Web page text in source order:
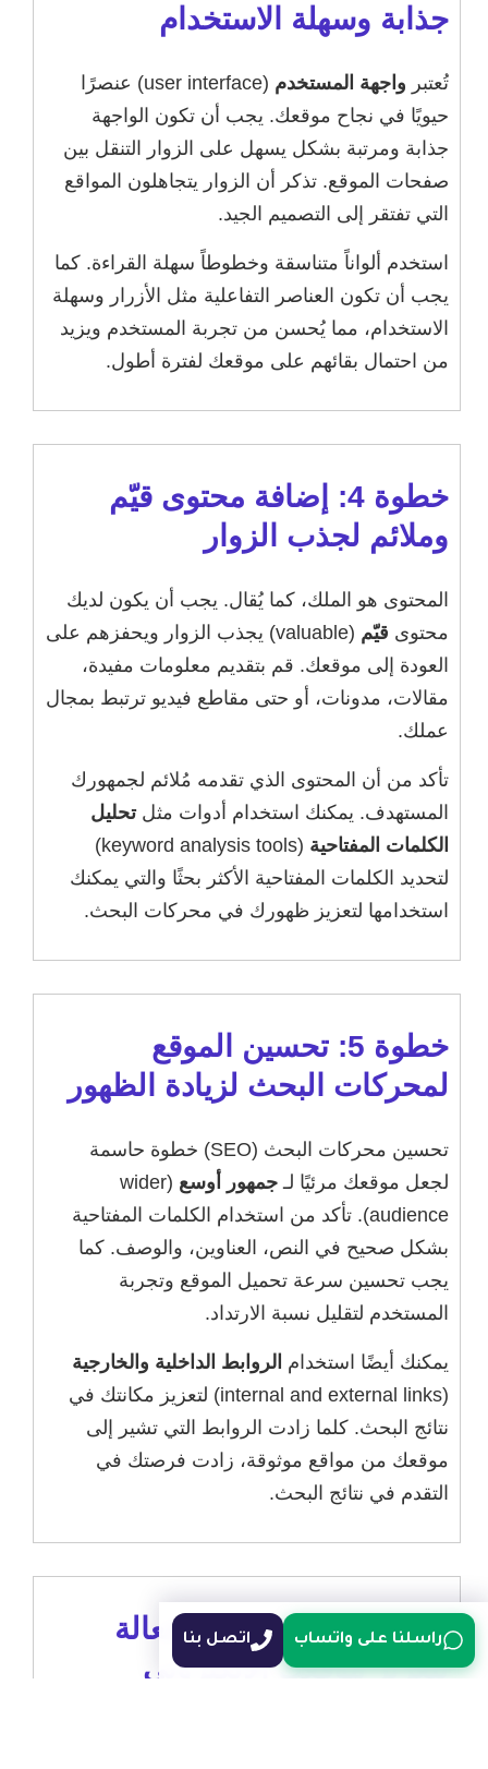
جذابة وسهلة الاستخدام
تُعتبر واجهة المستخدم
(user interface) عنصرًا
حيويًا في نجاح موقعك. يجب أن تكون الواجهة
جذابة ومرتبة بشكل يسهل على الزوار التنقل بين
صفحات الموقع. تذكر أن الزوار يتجاهلون المواقع
التي تفتقر إلى التصميم الجيد.
استخدم ألواناً متناسقة وخطوطاً سهلة القراءة. كما
يجب أن تكون العناصر التفاعلية مثل الأزرار وسهلة
الاستخدام، مما يُحسن من تجربة المستخدم ويزيد
من احتمال بقائهم على موقعك لفترة أطول.
خطوة 4: إضافة محتوى قيّم
وملائم لجذب الزوار
المحتوى هو الملك، كما يُقال. يجب أن يكون لديك
محتوى قيّم
(valuable) يجذب الزوار ويحفزهم على
العودة إلى موقعك. قم بتقديم معلومات مفيدة،
مقالات، مدونات، أو حتى مقاطع فيديو ترتبط بمجال
عملك.
تأكد من أن المحتوى الذي تقدمه مُلائم لجمهورك
المستهدف. يمكنك استخدام أدوات مثلتحليل
الكلمات المفتاحية
(keyword analysis tools)
لتحديد الكلمات المفتاحية الأكثر بحثًا والتي يمكنك
استخدامها لتعزيز ظهورك في محركات البحث.
خطوة 5: تحسين الموقع
لمحركات البحث لزيادة الظهور
تحسين محركات البحث (SEO) خطوة حاسمة
لجعل موقعك مرئيًا لـ جمهور أوسع (wider
audience). تأكد من استخدام الكلمات المفتاحية
بشكل صحيح في النص، العناوين، والوصف. كما
يجب تحسين سرعة تحميل الموقع وتجربة
المستخدم لتقليل نسبة الارتداد.
يمكنك أيضًا استخدام الروابط الداخلية والخارجية
(internal and external links) لتعزيز مكانتك في
نتائج البحث. كلما زادت الروابط التي تشير إلى
موقعك من مواقع موثوقة، زادت فرصتك في
التقدم في نتائج البحث.
استراتيجيات تسويقية فعالة
لتعزيز موقعك الإلكتروني
راسلنا على واتساب اتصل بنا